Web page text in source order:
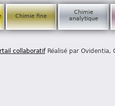
Chimie fine
Chimie
analytique
collaboratifRéalisé par Ovidentia,